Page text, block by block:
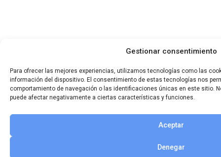
Gestionar consentimiento
Para ofrecer las mejores experiencias, utilizamos tecnologías como las
información del dispositivo. El consentimiento de estas tecnologías nos
comportamiento de navegación o las identificaciones únicas en este sitio.
puede afectar negativamente a ciertas características y funciones.
Aceptar
Denegar